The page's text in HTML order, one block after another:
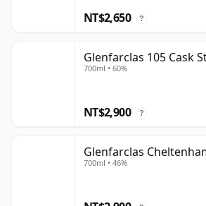
NT$2,650 ?
Glenfarclas 105 Cask
700ml • 60%
NT$2,900 ?
Glenfarclas
700ml • 46%